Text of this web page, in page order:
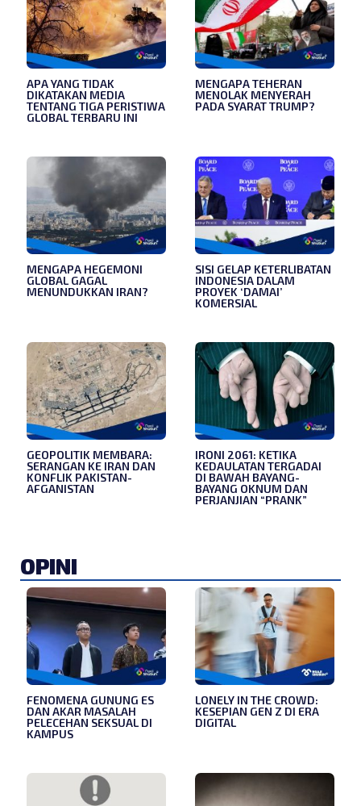
APA YANG TIDAK
DIKATAKAN MEDIA
TENTANG TIGA PERISTIWA
GLOBAL TERBARU INI
MENGAPA TEHERAN
MENOLAK MENYERAH
PADA SYARAT TRUMP?
MENGAPA HEGEMONI
GLOBAL GAGAL
MENUNDUKKAN IRAN?
SISI GELAP KETERLIBATAN
INDONESIA DALAM
PROYEK ‘DAMAI’
KOMERSIAL
GEOPOLITIK MEMBARA:
SERANGAN KE IRAN DAN
KONFLIK PAKISTAN-
AFGANISTAN
IRONI 2061: KETIKA
KEDAULATAN TERGADAI
DI BAWAH BAYANG-
BAYANG OKNUM DAN
PERJANJIAN “PRANK”
OPINI
FENOMENA GUNUNG ES
DAN AKAR MASALAH
PELECEHAN SEKSUAL DI
KAMPUS
LONELY IN THE CROWD:
KESEPIAN GEN Z DI ERA
DIGITAL